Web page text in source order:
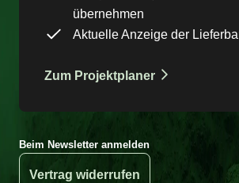
übernehmen
Aktuelle Anzeige der
Zum Projektplaner
Beim Newsletter anmelden
Vertrag widerrufen